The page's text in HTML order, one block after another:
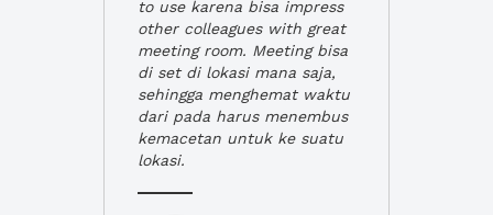
to use karena bisa impress
other colleagues with great
meeting room. Meeting bisa
di set di lokasi mana saja,
sehingga menghemat waktu
dari pada harus menembus
kemacetan untuk ke suatu
lokasi.